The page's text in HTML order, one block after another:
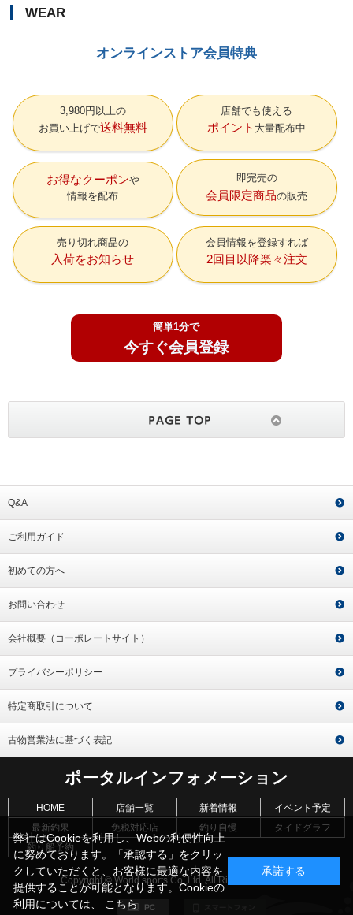
WEAR
オンラインストア会員特典
3,980円以上の
お買い上げで送料無料
店舗でも使える
ポイント 大量配布中
お得なクーポン
情報を配布
即完売の
会員限定商品の販売
売り切れ商品の
入荷をお知らせ
会員情報を登録すれば
2回目以降楽々注文
簡単1分で
今すぐ会員登録
Q&A
ご利用ガイド
初めての方へ
お問い合わせ
会社概要（コーポレートサイト）
プライバシーポリシー
特定商取引について
古物営業法に基づく表記
ポータルインフォメーション
HOME 店舗一覧 新着情報
イベント予定
最新釣果
免税対応店 釣り自慢
タイドグラフ
釣り船予約
Copyright © World sports Co.,Ltd. All Rights Reserved.
弊社はCookieを利用し、Webの利便性向上
に努めております。「承認する」をクリッ
クしていただくと、お客様に最適な内容を
提供することが可能となります。Cookieの
利用については、 こちら
承諾する